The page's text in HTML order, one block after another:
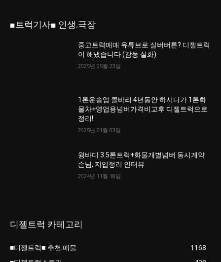
■트럭기사■ 인생.극장
중고트럭매매 유튜브로 실버버튼? 디젤트럭
이 해냈습니다 (감동 실화)
2025년 05월 23일
1톤운송업 콜바리 4년동안 하시다가 1톤화
물차+영업용넘버가격비교후 디젤트럭으로
정리!
2025년 01월 03일
윙바디 3.5톤트럭+화물개별넘버 동시계약
손님, 지입정리 인터뷰
2024년 11월 18일
디젤트럭 카테고리
■디젤트럭■ 추천.매물
1168